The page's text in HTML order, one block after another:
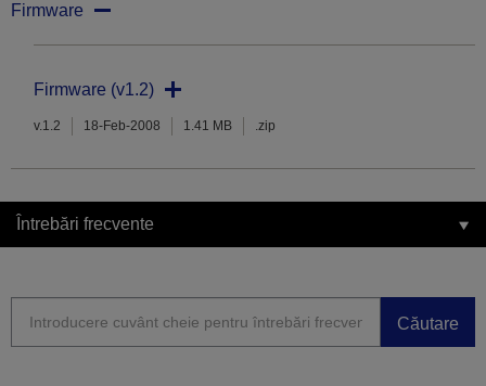
Firmware
Firmware (v1.2)
v.1.2 18-Feb-2008 1.41 MB .zip
Întrebări frecvente
Căutare